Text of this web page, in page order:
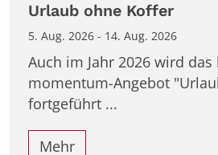
Urlaub ohne Koffer
5. Aug. 2026 - 14. Aug. 2026
Auch im Jahr 2026 wird
momentum-Angebot
fortgeführt ...
Mehr